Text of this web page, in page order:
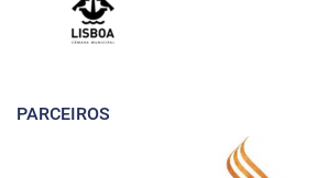
PARCEIROS